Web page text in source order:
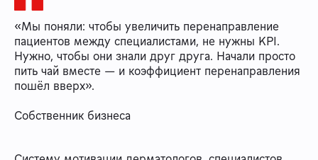
«Мы поняли: чтобы увеличить перенаправление
пациентов между специалистами, не нужны KPI.
Нужно, чтобы они знали друг друга. Начали просто
пить чай вместе — и коэффициент перенаправления
пошёл вверх».
Собственник бизнеса